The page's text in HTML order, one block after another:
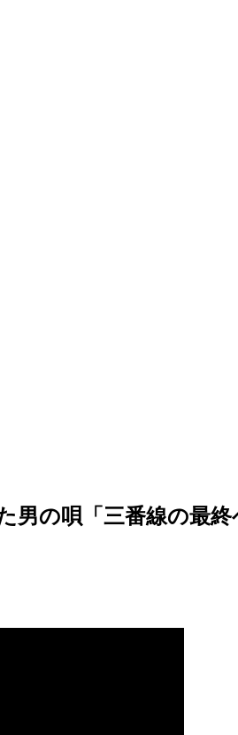
の唄「三番線の最終